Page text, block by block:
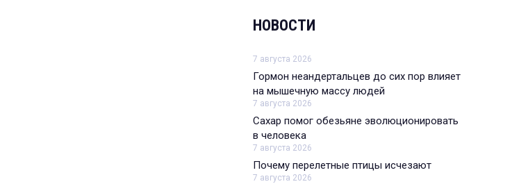
НОВОСТИ
7 августа 2026
Гормон неандертальцев до сих пор влияет
на мышечную массу людей
7 августа 2026
Сахар помог обезьяне эволюционировать
в человека
7 августа 2026
Почему перелетные птицы исчезают
7 августа 2026